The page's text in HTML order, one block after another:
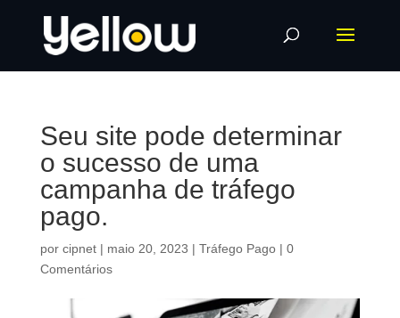
Seu site pode determinar
o sucesso de uma
campanha de tráfego
pago.
por cipnet| maio 20, 2023 | Tráfego Pago| 0
Comentários